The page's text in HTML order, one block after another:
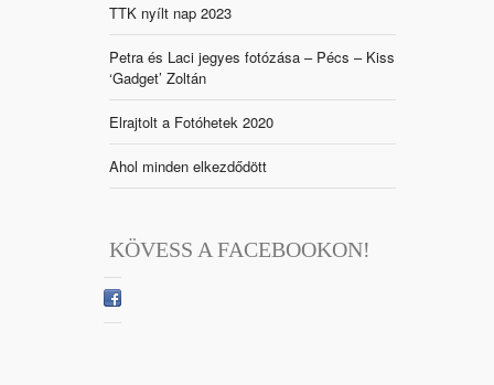
TTK nyílt nap 2023
Petra és Laci jegyes fotózása – Pécs – Kiss
‘Gadget’ Zoltán
Elrajtolt a Fotóhetek 2020
Ahol minden elkezdődött
KÖVESS A FACEBOOKON!